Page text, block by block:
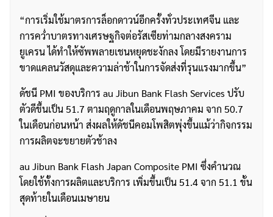
“การเริ่มใช้มาตรการล็อกดาวน์อีกครั้งทั่วประเทศจีน และ
การคว่ำบาตรทางเศรษฐกิจต่อรัสเซียท่ามกลางสงคราม
ยูเครน ได้ทำให้ซัพพลายเชนหยุดชะงักลง โดยมีรายงานการ
ขาดแคลนวัสดุและความล่าช้าในการจัดส่งที่รุนแรงมากขึ้น”
ดัชนี PMI ของบริการ au Jibun Bank Flash Services ปรับ
ตัวดีขึ้นเป็น 51.7 ตามฤดูกาลในเดือนพฤษภาคม จาก 50.7
ในเดือนก่อนหน้า ส่งผลให้ดัชนีคอมโพสิตพุ่งขึ้นแม้ว่ากิจกรรม
การผลิตจะขยายตัวช้าลง
au Jibun Bank Flash Japan Composite PMI ซึ่งคำนวณ
โดยใช้ทั้งการผลิตและบริการ เพิ่มขึ้นเป็น 51.4 จาก 51.1 ขั้น
สุดท้ายในเดือนเมษายน